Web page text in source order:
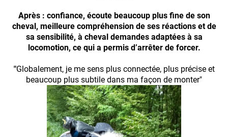
Après : confiance, écoute beaucoup plus fine de son
cheval, meilleure compréhension de ses réactions et de
sa sensibilité, à cheval demandes adaptées à sa
locomotion, ce qui a permis d’arrêter de forcer.
"Globalement, je me sens plus connectée, plus précise et
beaucoup plus subtile dans ma façon de monter"